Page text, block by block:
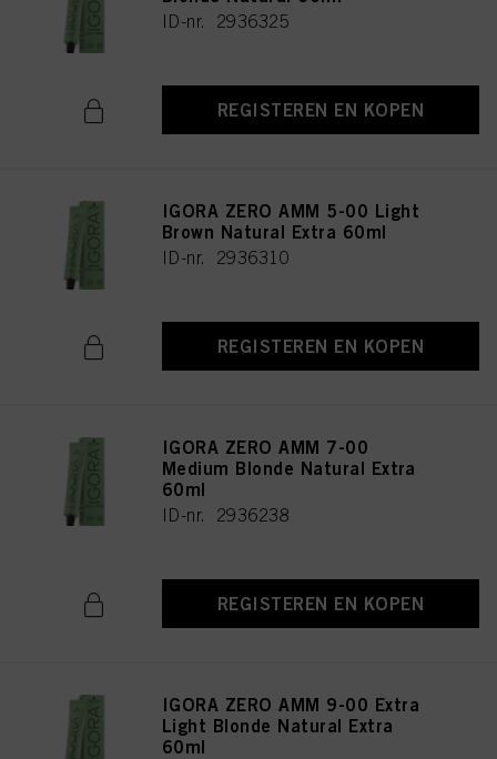
ID-nr. 2936325
REGISTEREN EN KOPEN
IGORA ZERO AMM 5-00 Light
Brown Natural Extra 60ml
ID-nr. 2936310
REGISTEREN EN KOPEN
IGORA ZERO AMM 7-00
Medium Blonde Natural Extra
60ml
ID-nr. 2936238
REGISTEREN EN KOPEN
IGORA ZERO AMM 9-00 Extra
Light Blonde Natural Extra
60ml